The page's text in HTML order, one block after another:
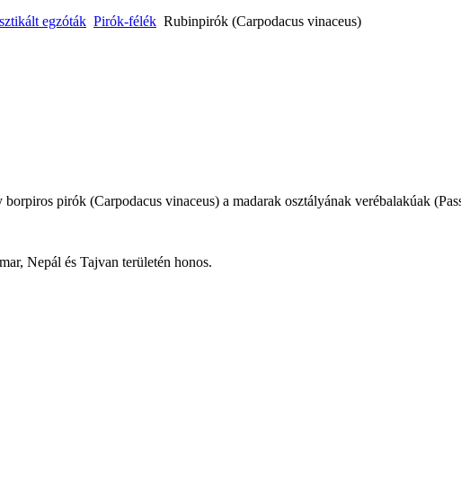
egzóták Pirók-félék Rubinpirók (Carpodacus vinaceus)
pirók (Carpodacus vinaceus) a madarak osztályának verébalakúak
Nepál és Tajvan területén honos.